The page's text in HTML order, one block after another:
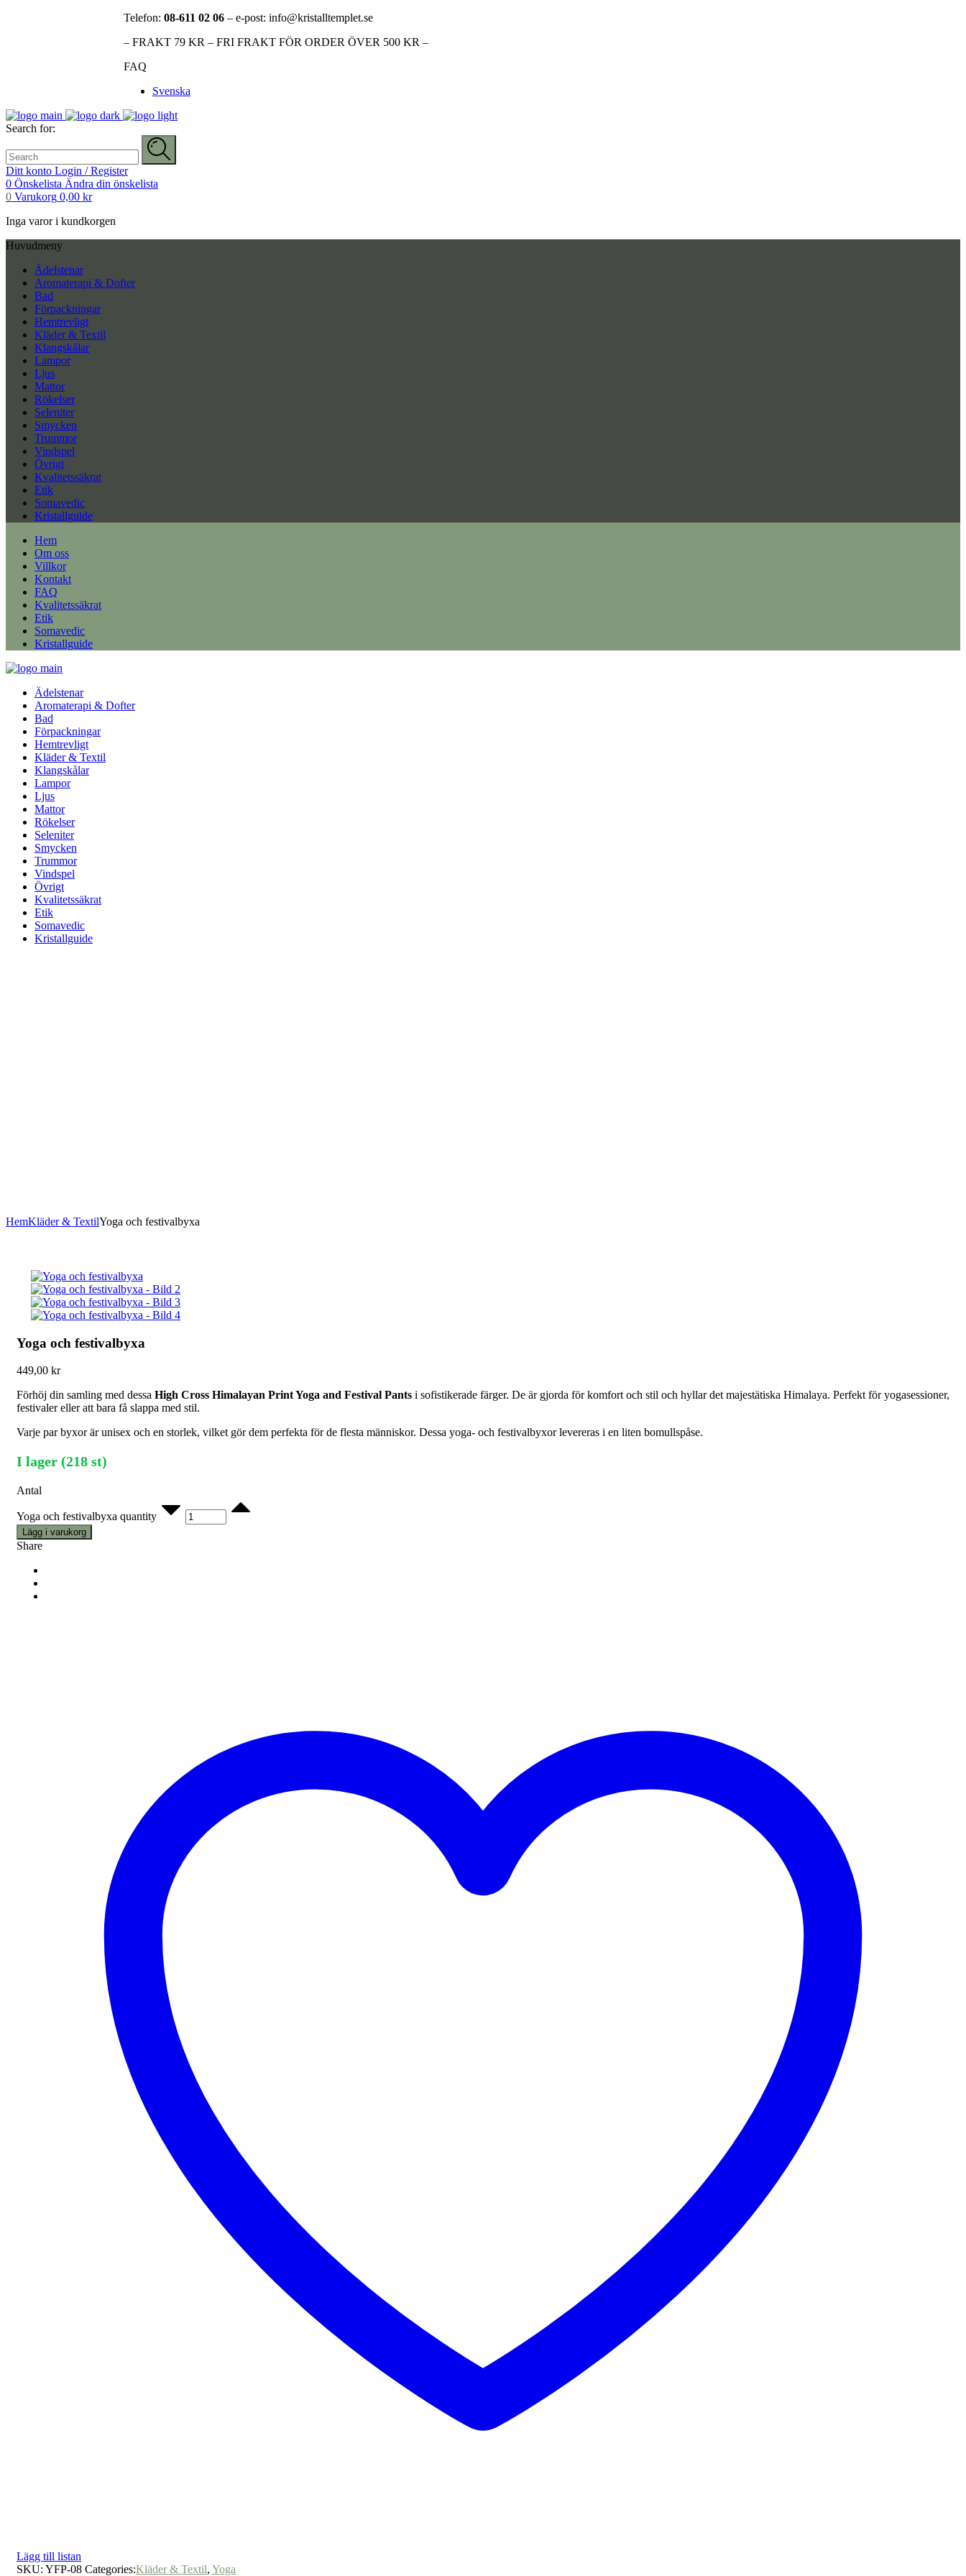
Telefon: 08-611 02 06 – e-post: info@kristalltemplet.se
– FRAKT 79 KR – FRI FRAKT FÖR ORDER ÖVER 500 KR –
FAQ
Svenska
Search for:
Ditt konto Login / Register
0 Önskelista Ändra din önskelista
0 Varukorg 0,00 kr
Inga varor i kundkorgen
Huvudmeny
Ädelstenar
Aromaterapi & Dofter
Bad
Förpackningar
Hemtrevligt
Kläder & Textil
Klangskålar
Lampor
Ljus
Mattor
Rökelser
Seleniter
Smycken
Trummor
Vindspel
Övrigt
Kvalitetssäkrat
Etik
Somavedic
Kristallguide
Hem
Om oss
Villkor
Kontakt
FAQ
Kvalitetssäkrat
Etik
Somavedic
Kristallguide
Ädelstenar
Aromaterapi & Dofter
Bad
Förpackningar
Hemtrevligt
Kläder & Textil
Klangskålar
Lampor
Ljus
Mattor
Rökelser
Seleniter
Smycken
Trummor
Vindspel
Övrigt
Kvalitetssäkrat
Etik
Somavedic
Kristallguide
HemKläder & TextilYoga och festivalbyxa
Yoga och festivalbyxa
449,00 kr
Förhöj din samling med dessa High Cross Himalayan Print Yoga and Festival Pants i sofistikerade färger. De är gjorda för komfort och stil och hyllar det majestätiska Himalaya. Perfekt för yogasessioner,
festivaler eller att bara få slappa med stil.
Varje par byxor är unisex och en storlek, vilket gör dem perfekta för de flesta människor. Dessa yoga- och festivalbyxor levereras i en liten bomullspåse.
I lager (218 st)
Antal
Yoga och festivalbyxa quantity
Lägg i varukorg
Share
Lägg till listan
SKU: YFP-08 Categories:Kläder & Textil, Yoga